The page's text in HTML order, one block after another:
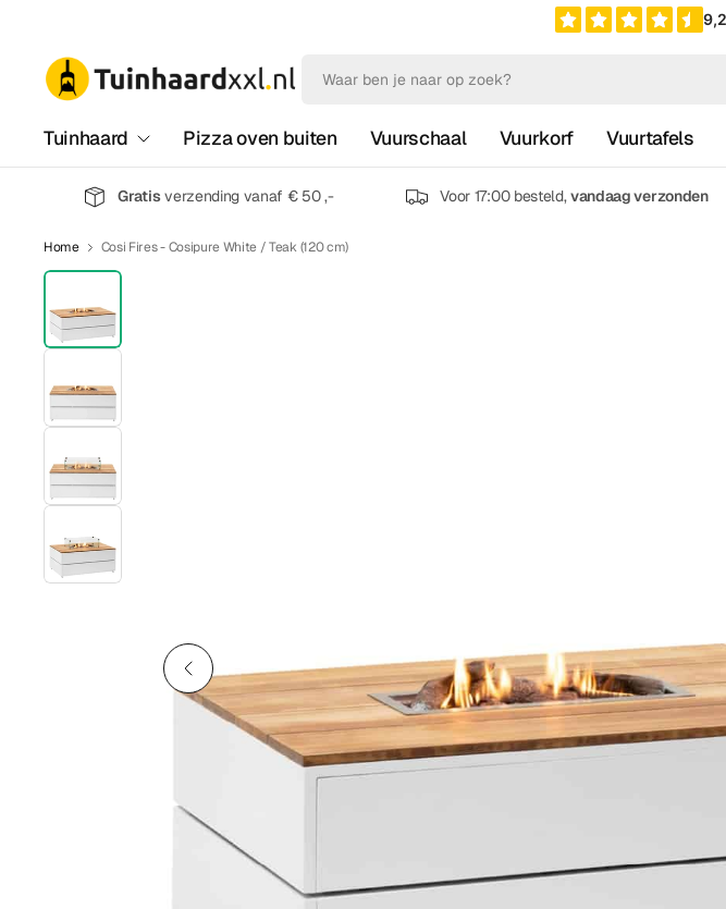
Tuinhaard Pizza oven buiten Vuurschaal Vuurkorf Vuurtafels
Gratisverzending vanaf € 50 ,- Voor 17:00 besteld,vandaag verzonden
Home Cosi Fires - Cosipure White / Teak (120 cm)